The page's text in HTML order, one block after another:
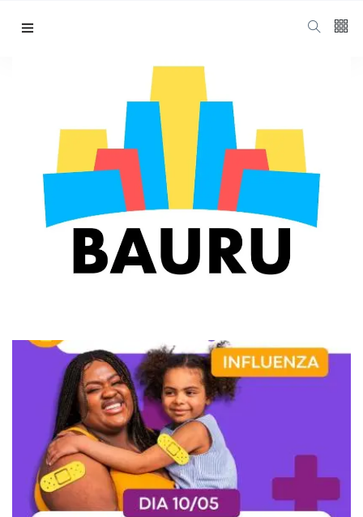
Postos de vacinação
Bauru sábado
Postos De Vacinação Bauru Sábado